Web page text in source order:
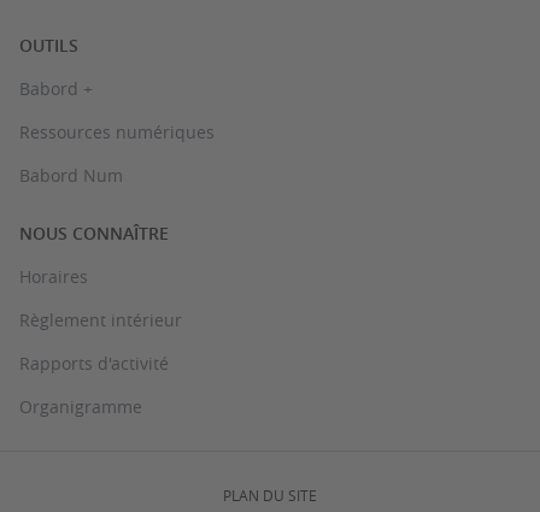
OUTILS
Babord +
Ressources numériques
Babord Num
NOUS CONNAÎTRE
Horaires
Règlement intérieur
Rapports d'activité
Organigramme
PLAN DU SITE